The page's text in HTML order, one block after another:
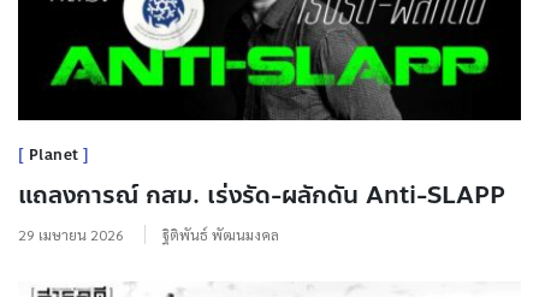
Planet
แถลงการณ์ กสม. เร่งรัด-ผลักดัน Anti-SLAPP
29 เมษายน 2026 ฐิติพันธ์ พัฒนมงคล